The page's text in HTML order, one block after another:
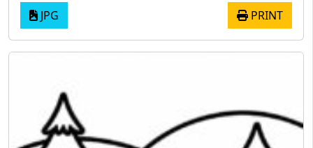
JPG PRINT